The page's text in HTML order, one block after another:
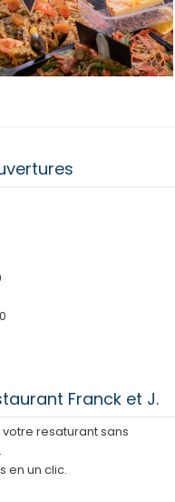
Franck et J.
resaturant sans
en un clic.